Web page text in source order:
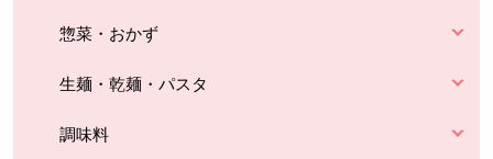
惣菜・おかず
生麺・乾麺・パスタ
調味料